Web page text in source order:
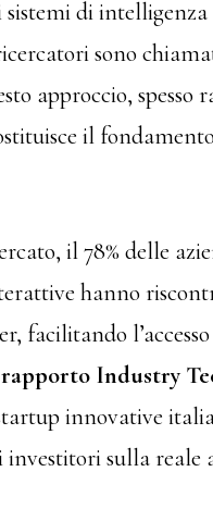
di
sono
approccio,
il
il 78% delle
hanno
facilitando
Industry
innovative
sulla reale